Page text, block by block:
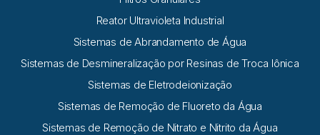
Reator Ultravioleta Industrial
Sistemas de Abrandamento de Água
Sistemas de Desmineralização por Resinas de Troca Iônica
Sistemas de Eletrodeionização
Sistemas de Remoção de Fluoreto da Água
Sistemas de Remoção de Nitrato e Nitrito da Água